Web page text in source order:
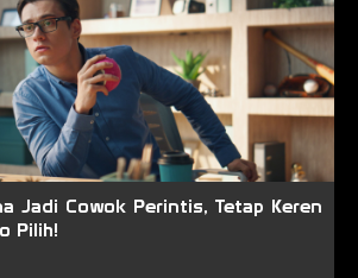
Jadi Cowok Perintis, Tetap Keren
Pilih!